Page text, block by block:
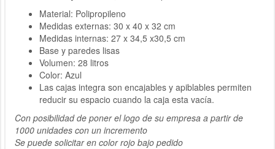
Material: Polipropileno
Medidas externas: 30 x 40 x 32 cm
Medidas internas: 27 x 34,5 x30,5 cm
Base y paredes lisas
Volumen: 28 litros
Color: Azul
Las cajas integra son encajables y apiblables permiten
reducir su espacio cuando la caja esta vacía.
Con posibilidad de poner el logo de su empresa a partir de
1000 unidades con un incremento
Se puede solicitar en color rojo bajo pedido